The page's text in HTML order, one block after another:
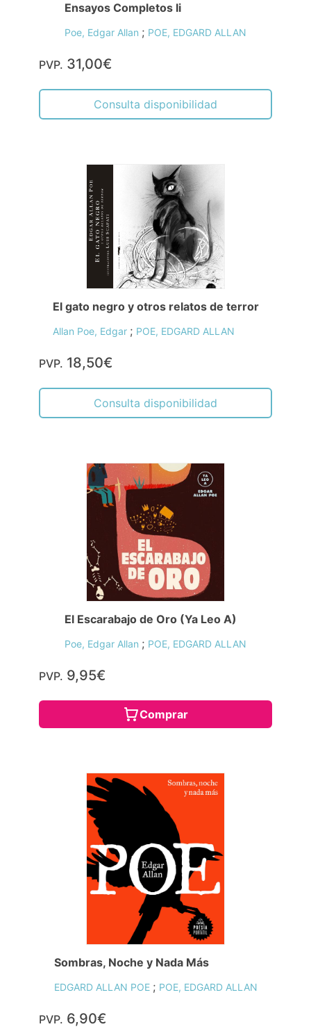
Ensayos Completos Ii
Poe, Edgar Allan ; POE, EDGARD ALLAN
PVP. 31,00€
Consulta disponibilidad
El gato negro y otros relatos de terror
Allan Poe, Edgar ; POE, EDGARD ALLAN
PVP. 18,50€
Consulta disponibilidad
El Escarabajo de Oro (Ya Leo A)
Poe, Edgar Allan ; POE, EDGARD ALLAN
PVP. 9,95€
Comprar
Sombras, Noche y Nada Más
EDGARD ALLAN POE ; POE, EDGARD ALLAN
PVP. 6,90€